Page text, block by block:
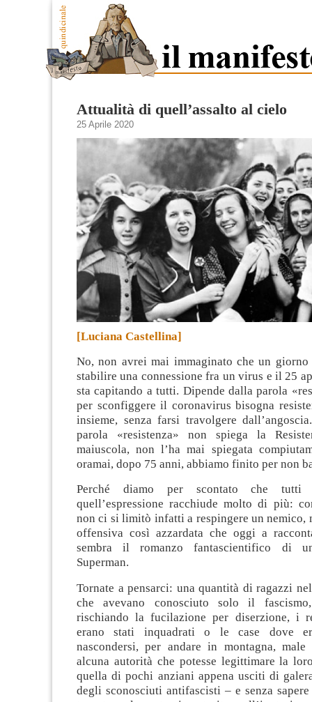
Attualità di quell’assalto al cielo
25 Aprile 2020
[Luciana Castellina]
No, non avrei mai immaginato che un
stabilire una connessione fra un virus e il 25
sta capitando a tutti. Dipende dalla parola
per sconfiggere il coronavirus bisogna
insieme, senza farsi travolgere dall’angoscia
parola «resistenza» non spiega la
maiuscola, non l’ha mai spiegata
oramai, dopo 75 anni, abbiamo finito per non
Perché diamo per scontato che tutti
quell’espressione racchiude molto di più:
non ci si limitò infatti a respingere un nemico,
offensiva così azzardata che oggi a
sembra il romanzo fantascientifico di
Superman.
Tornate a pensarci: una quantità di ragazzi
che avevano conosciuto solo il fascismo,
rischiando la fucilazione per diserzione, i
erano stati inquadrati o le case dove
nascondersi, per andare in montagna, male
alcuna autorità che potesse legittimare la
quella di pochi anziani appena usciti di
degli sconosciuti antifascisti – e senza sapere